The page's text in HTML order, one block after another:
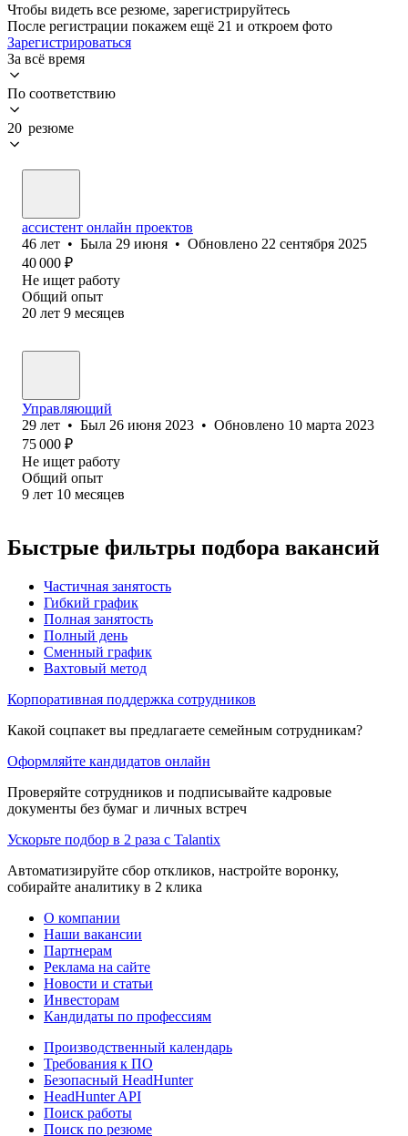
Чтобы видеть все резюме, зарегистрируйтесь
После регистрации покажем ещё 21 и откроем фото
Зарегистрироваться
За всё время
По соответствию
20 резюме
ассистент онлайн проектов
46 лет • Была 29 июня • Обновлено 22 сентября 2025
40 000 ₽
Не ищет работу
Общий опыт
20 лет 9 месяцев
Управляющий
29 лет • Был 26 июня 2023 • Обновлено 10 марта 2023
75 000 ₽
Не ищет работу
Общий опыт
9 лет 10 месяцев
Быстрые фильтры подбора вакансий
Частичная занятость
Гибкий график
Полная занятость
Полный день
Сменный график
Вахтовый метод
Корпоративная поддержка сотрудников
Какой соцпакет вы предлагаете семейным сотрудникам?
Оформляйте кандидатов онлайн
Проверяйте сотрудников и подписывайте кадровые
документы без бумаг и личных встреч
Ускорьте подбор в 2 раза с Talantix
Автоматизируйте сбор откликов, настройте воронку,
собирайте аналитику в 2 клика
О компании
Наши вакансии
Партнерам
Реклама на сайте
Новости и статьи
Инвесторам
Кандидаты по профессиям
Производственный календарь
Требования к ПО
Безопасный HeadHunter
HeadHunter API
Поиск работы
Поиск по резюме